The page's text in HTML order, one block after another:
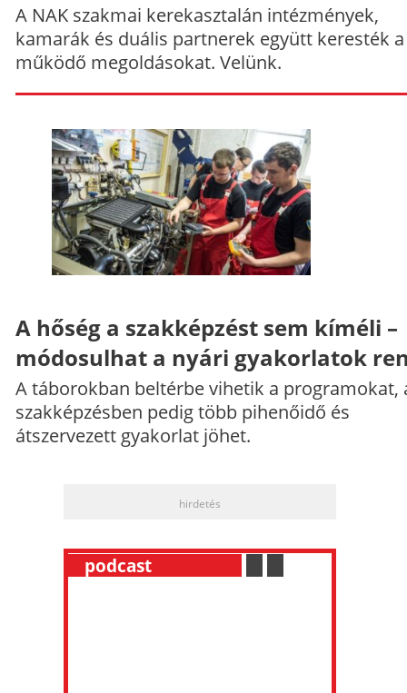
A NAK szakmai kerekasztalán intézmények,
kamarák és duális partnerek együtt keresték a
működő megoldásokat. Velünk.
A hőség a szakképzést sem kíméli –
módosulhat a nyári gyakorlatok
A táborokban beltérbe vihetik a programokat,
szakképzésben pedig több pihenőidő és
átszervezett gyakorlat jöhet.
hirdetés
podcast